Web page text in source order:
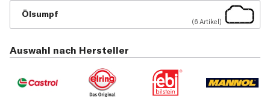
Ölsumpf
(6 Artikel)
Auswahl nach Hersteller